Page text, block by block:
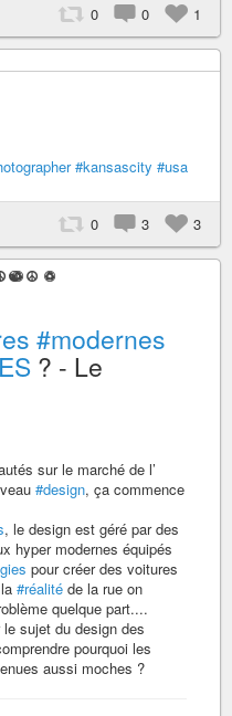
0 0 1
#kansascity #usa
0 3 3
☯ ☮ ♽
#modernes
? - Le
sur le marché de l’
#design, ça commence
, le design est géré par des
hyper modernes équipés
pour créer des voitures
#réalité de la rue on
quelque part....
sujet du design des
pourquoi les
aussi moches ?